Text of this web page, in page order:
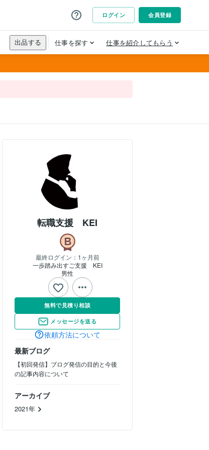
転職支援 KEI
最終ログイン： 1ヶ月前
一歩踏み出すご支援　KEI
男性
無料で見積り相談
メッセージを送る
依頼方法について
最新ブログ
【初回発信】ブログ発信の目的と今後
の記事内容について
アーカイブ
2021年